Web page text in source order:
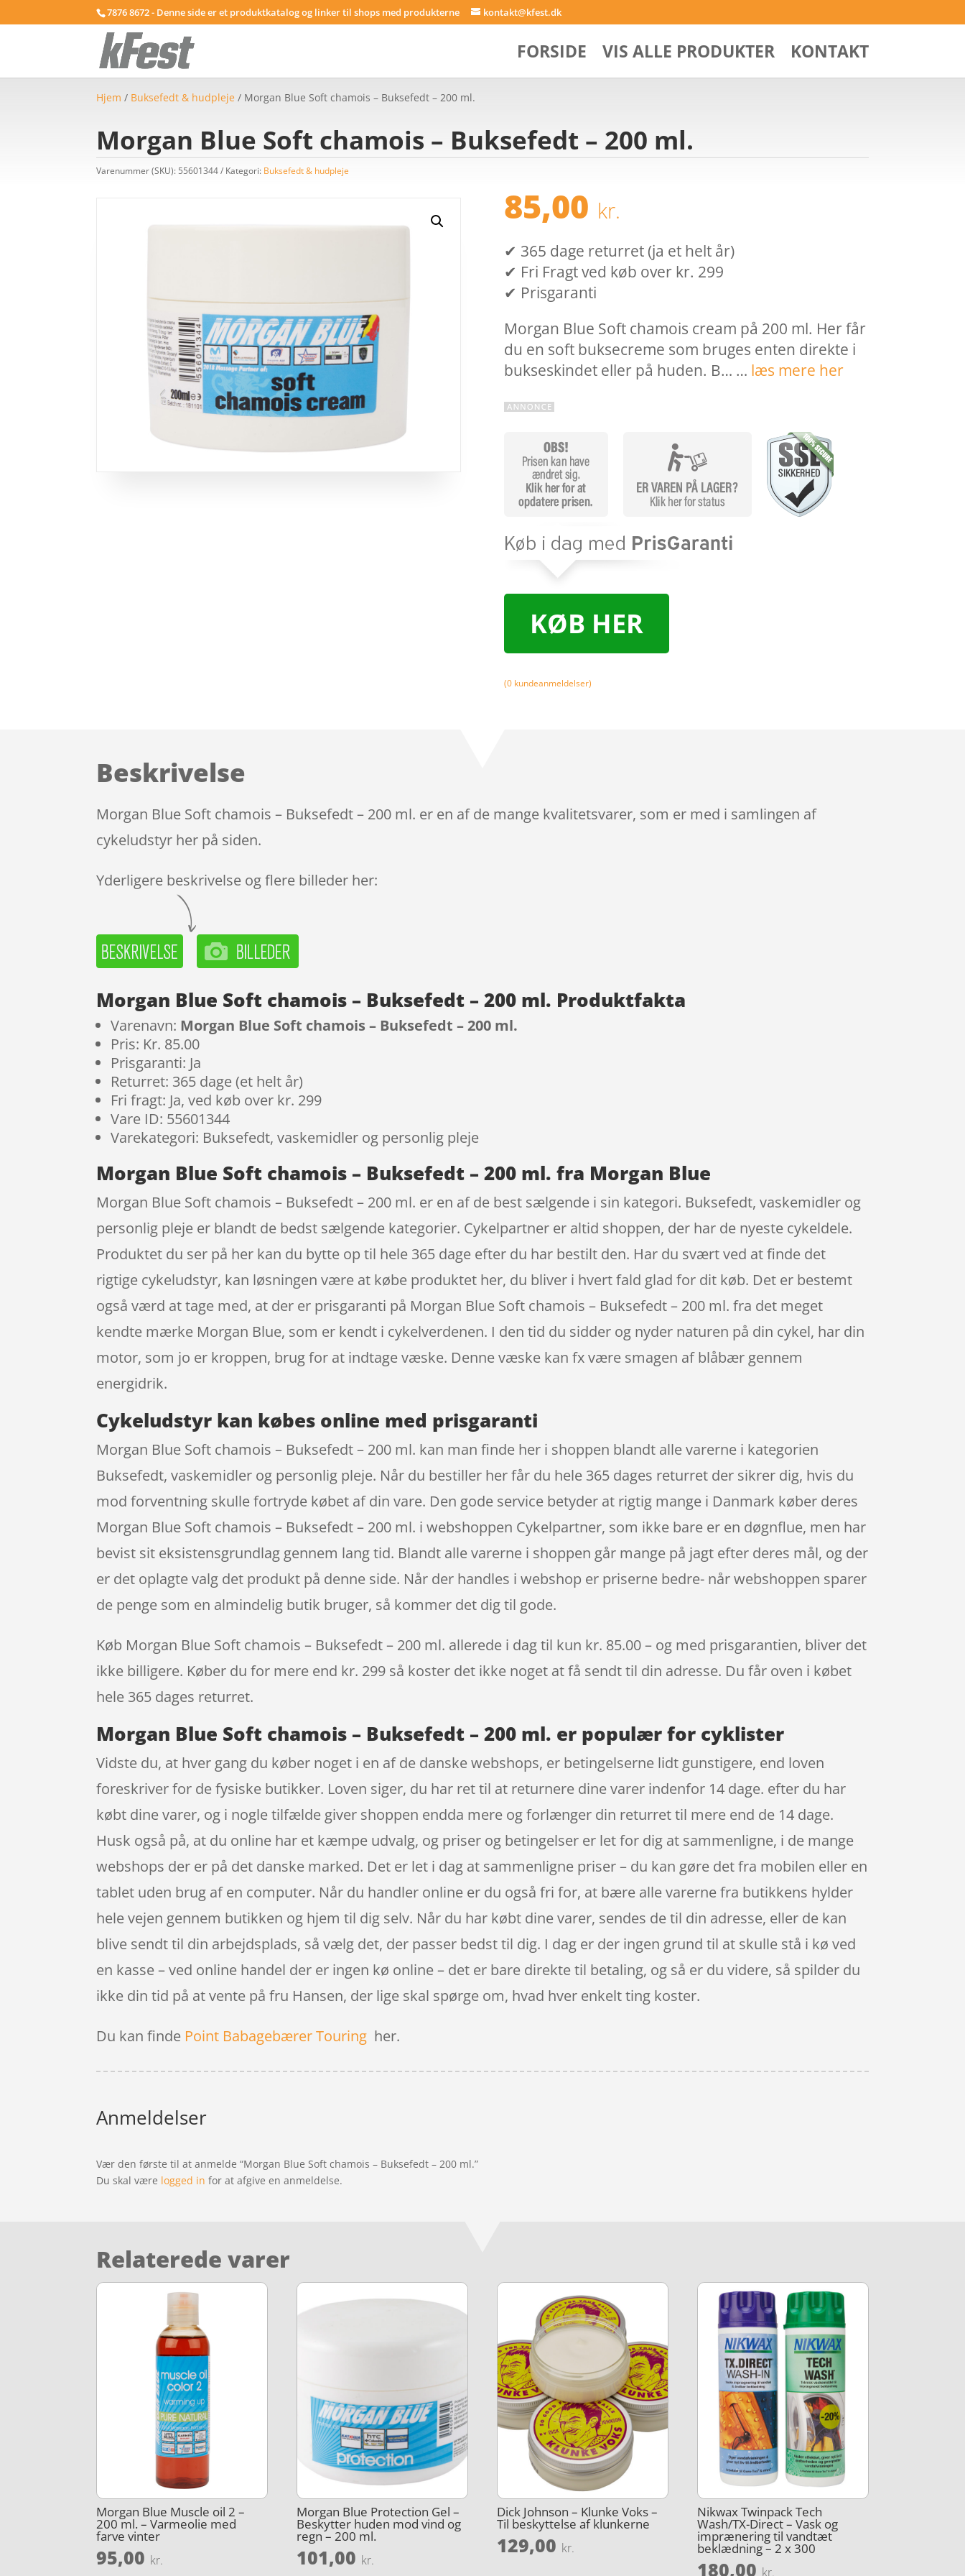
7876 8672 - Denne side er et produktkatalog og linker til shops med produkterne kontakt@kfest.dk
FORSIDE VIS ALLE PRODUKTER KONTAKT
Hjem / Buksefedt & hudpleje / Morgan Blue Soft chamois – Buksefedt – 200 ml.
Morgan Blue Soft chamois – Buksefedt – 200 ml.
Varenummer (SKU): 55601344 Kategori: Buksefedt & hudpleje
85,00 kr.
✔ 365 dage returret (ja et helt år)
✔ Fri Fragt ved køb over kr. 299
✔ Prisgaranti
Morgan Blue Soft chamois cream på 200 ml. Her får
du en soft buksecreme som bruges enten direkte i
bukseskindet eller på huden. B… … læs mere her
KØB HER
(0kundeanmeldelser)
Beskrivelse
Morgan Blue Soft chamois – Buksefedt – 200 ml. er en af de mange kvalitetsvarer, som er med i samlingen af
cykeludstyr her på siden.
Yderligere beskrivelse og flere billeder her:
Morgan Blue Soft chamois – Buksefedt – 200 ml. Produktfakta
Varenavn: Morgan Blue Soft chamois – Buksefedt – 200 ml.
Pris: Kr. 85.00
Prisgaranti: Ja
Returret: 365 dage (et helt år)
Fri fragt: Ja, ved køb over kr. 299
Vare ID: 55601344
Varekategori: Buksefedt, vaskemidler og personlig pleje
Morgan Blue Soft chamois – Buksefedt – 200 ml. fra Morgan Blue
Morgan Blue Soft chamois – Buksefedt – 200 ml. er en af de best sælgende i sin kategori. Buksefedt, vaskemidler og
personlig pleje er blandt de bedst sælgende kategorier. Cykelpartner er altid shoppen, der har de nyeste cykeldele.
Produktet du ser på her kan du bytte op til hele 365 dage efter du har bestilt den. Har du svært ved at finde det
rigtige cykeludstyr, kan løsningen være at købe produktet her, du bliver i hvert fald glad for dit køb. Det er bestemt
også værd at tage med, at der er prisgaranti på Morgan Blue Soft chamois – Buksefedt – 200 ml. fra det meget
kendte mærke Morgan Blue, som er kendt i cykelverdenen. I den tid du sidder og nyder naturen på din cykel, har din
motor, som jo er kroppen, brug for at indtage væske. Denne væske kan fx være smagen af blåbær gennem
energidrik.
Cykeludstyr kan købes online med prisgaranti
Morgan Blue Soft chamois – Buksefedt – 200 ml. kan man finde her i shoppen blandt alle varerne i kategorien
Buksefedt, vaskemidler og personlig pleje. Når du bestiller her får du hele 365 dages returret der sikrer dig, hvis du
mod forventning skulle fortryde købet af din vare. Den gode service betyder at rigtig mange i Danmark køber deres
Morgan Blue Soft chamois – Buksefedt – 200 ml. i webshoppen Cykelpartner, som ikke bare er en døgnflue, men har
bevist sit eksistensgrundlag gennem lang tid. Blandt alle varerne i shoppen går mange på jagt efter deres mål, og der
er det oplagte valg det produkt på denne side. Når der handles i webshop er priserne bedre- når webshoppen sparer
de penge som en almindelig butik bruger, så kommer det dig til gode.
Køb Morgan Blue Soft chamois – Buksefedt – 200 ml. allerede i dag til kun kr. 85.00 – og med prisgarantien, bliver det
ikke billigere. Køber du for mere end kr. 299 så koster det ikke noget at få sendt til din adresse. Du får oven i købet
hele 365 dages returret.
Morgan Blue Soft chamois – Buksefedt – 200 ml. er populær for cyklister
Vidste du, at hver gang du køber noget i en af de danske webshops, er betingelserne lidt gunstigere, end loven
foreskriver for de fysiske butikker. Loven siger, du har ret til at returnere dine varer indenfor 14 dage. efter du har
købt dine varer, og i nogle tilfælde giver shoppen endda mere og forlænger din returret til mere end de 14 dage.
Husk også på, at du online har et kæmpe udvalg, og priser og betingelser er let for dig at sammenligne, i de mange
webshops der er på det danske marked. Det er let i dag at sammenligne priser – du kan gøre det fra mobilen eller en
tablet uden brug af en computer. Når du handler online er du også fri for, at bære alle varerne fra butikkens hylder
hele vejen gennem butikken og hjem til dig selv. Når du har købt dine varer, sendes de til din adresse, eller de kan
blive sendt til din arbejdsplads, så vælg det, der passer bedst til dig. I dag er der ingen grund til at skulle stå i kø ved
en kasse – ved online handel der er ingen kø online – det er bare direkte til betaling, og så er du videre, så spilder du
ikke din tid på at vente på fru Hansen, der lige skal spørge om, hvad hver enkelt ting koster.
Du kan finde Point Babagebærer Touring her.
Anmeldelser
Vær den første til at anmelde “Morgan Blue Soft chamois – Buksefedt – 200 ml.”
Du skal være logged in for at afgive en anmeldelse.
Relaterede varer
Morgan Blue Muscle oil 2 –
200 ml. – Varmeolie med
farve vinter
95,00 kr.
Morgan Blue Protection Gel –
Beskytter huden mod vind og
regn – 200 ml.
101,00 kr.
Dick Johnson – Klunke Voks –
Til beskyttelse af klunkerne
129,00 kr.
Nikwax Twinpack Tech
Wash/TX-Direct – Vask og
imprænering til vandtæt
beklædning – 2 x 300
180,00 kr.